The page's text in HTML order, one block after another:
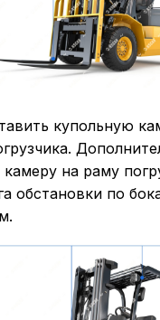
купольную
на раму
обстановки по